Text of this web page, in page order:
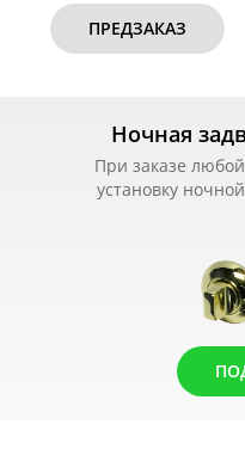
ПРЕДЗАКАЗ
Ночная
При заказе
установку